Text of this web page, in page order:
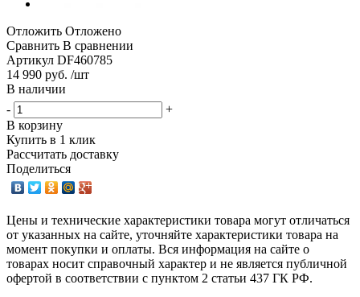
Отложить Отложено
Сравнить В сравнении
Артикул DF460785
14 990 руб. /шт
В наличии
-
+
В корзину
Купить в 1 клик
Рассчитать доставку
Поделиться
Цены и технические характеристики товара могут отличаться
от указанных на сайте, уточняйте характеристики товара на
момент покупки и оплаты. Вся информация на сайте о
товарах носит справочный характер и не является публичной
офертой в соответствии с пунктом 2 статьи 437 ГК РФ.